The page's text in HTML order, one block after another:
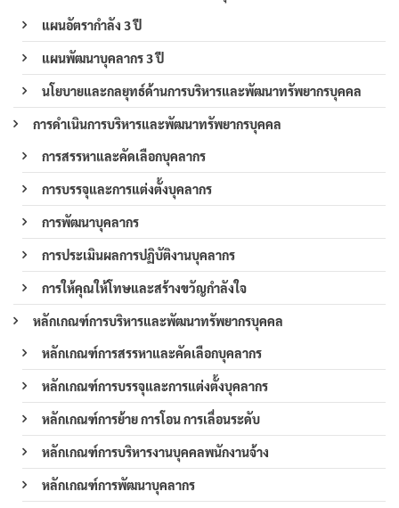
แผนอัตรากำลัง 3 ปี
แผนพัฒนาบุคลากร 3 ปี
นโยบายและกลยุทธ์ด้านการบริหารและพัฒนาทรัพยากรบุคคล
การดำเนินการบริหารและพัฒนาทรัพยากรบุคคล
การสรรหาและคัดเลือกบุคลากร
การบรรจุและการแต่งตั้งบุคลากร
การพัฒนาบุคลากร
การประเมินผลการปฏิบัติงานบุคลากร
การให้คุณให้โทษและสร้างขวัญกำลังใจ
หลักเกณฑ์การบริหารและพัฒนาทรัพยากรบุคคล
หลักเกณฑ์การสรรหาและคัดเลือกบุคลากร
หลักเกณฑ์การบรรจุและการแต่งตั้งบุคลากร
หลักเกณฑ์การย้าย การโอน การเลื่อนระดับ
หลักเกณฑ์การบริหารงานบุคคลพนักงานจ้าง
หลักเกณฑ์การพัฒนาบุคลากร